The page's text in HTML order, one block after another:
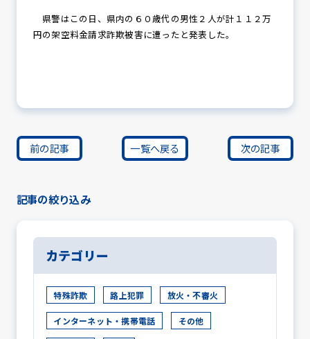
県警はこの日、県内の６０歳代の男性２人が計１１２万
円の架空料金請求詐欺被害に遭ったと発表した。
前の記事 一覧へ戻る 次の記事
記事の絞り込み
カテゴリー
特殊詐欺 路上犯罪 放火・不審火
インターネット・携帯電話 その他